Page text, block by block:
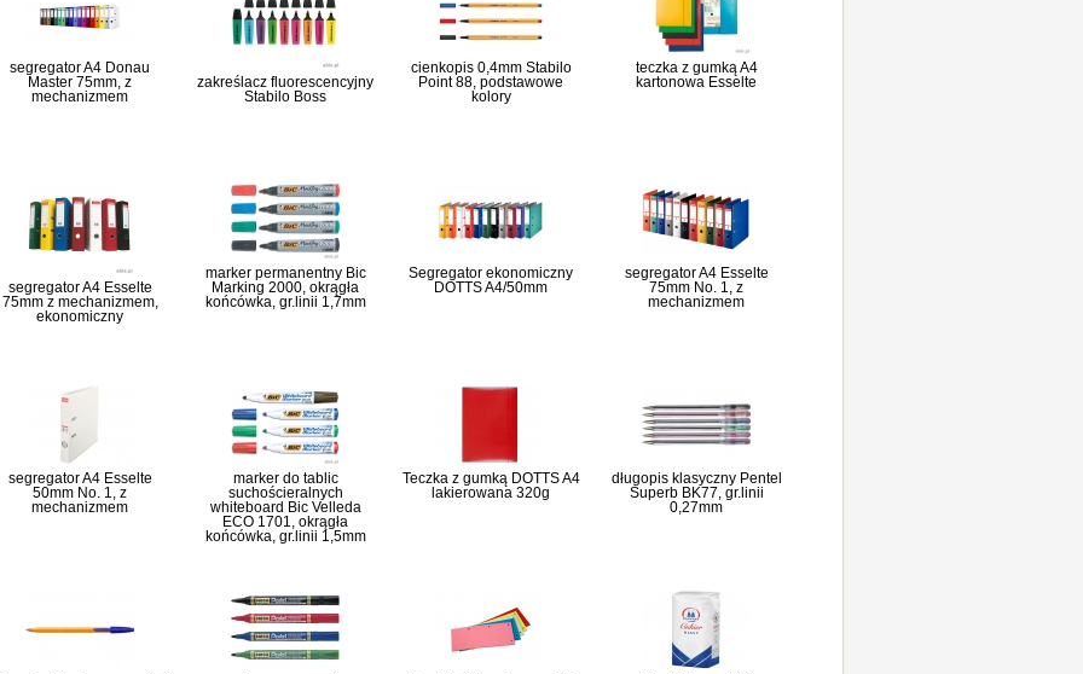
segregator A4 Donau
Master 75mm, z
mechanizmem
zakreślacz fluorescencyjny
Stabilo Boss
cienkopis 0,4mm Stabilo
Point 88, podstawowe
kolory
teczka z gumką A4
kartonowa Esselte
segregator A4 Esselte
75mm z mechanizmem,
ekonomiczny
marker permanentny Bic
Marking 2000, okrągła
końcówka, gr.linii 1,7mm
Segregator ekonomiczny
DOTTS A4/50mm
segregator A4 Esselte
75mm No. 1, z
mechanizmem
segregator A4 Esselte
50mm No. 1, z
mechanizmem
marker do tablic
suchościeralnych
whiteboard Bic Velleda
ECO 1701, okrągła
końcówka, gr.linii 1,5mm
Teczka z gumką DOTTS A4
lakierowana 320g
długopis klasyczny Pentel
Superb BK77, gr.linii
0,27mm